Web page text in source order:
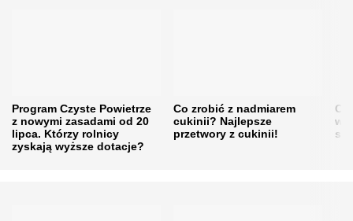
Program Czyste Powietrze
z nowymi zasadami od 20
lipca. Którzy rolnicy
zyskają wyższe dotacje?
Co zrobić z nadmiarem
cukinii? Najlepsze
przetwory z cukinii!
w